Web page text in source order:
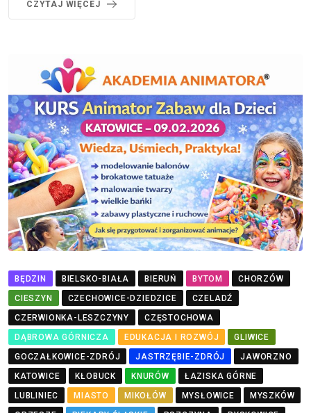
CZYTAJ WIĘCEJ
BĘDZIN BIELSKO-BIAŁA BIERUŃ BYTOM
CHORZÓW
CIESZYN
CZECHOWICE-DZIEDZICE
CZELADŹ
CZERWIONKA-LESZCZYNY
CZĘSTOCHOWA
DĄBROWA GÓRNICZA
EDUKACJA I ROZWÓJ
GLIWICE
GOCZAŁKOWICE-ZDRÓJ
JASTRZĘBIE-ZDRÓJ
JAWORZNO
KATOWICE
KŁOBUCK KNURÓW
ŁAZISKA GÓRNE
LUBLINIEC
MIASTO MIKOŁÓW MYSŁOWICE
MYSZKÓW